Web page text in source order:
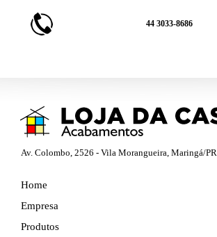
44 3033-8686
Av. Colombo, 2526 - Vila Morangueira, Maringá/PR
Home
Empresa
Produtos